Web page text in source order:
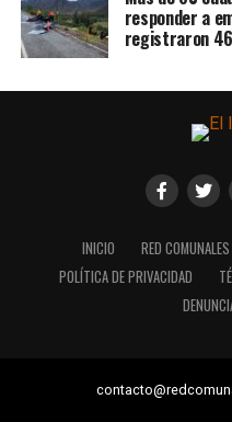
responder a
registraron
INICIO RED COMUNALES
POLÍTICA DE PRIVACIDAD